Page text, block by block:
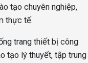
tạo chuyên nghiệp,
thực tế.
trang thiết bị công
tạo lý thuyết, tập trung